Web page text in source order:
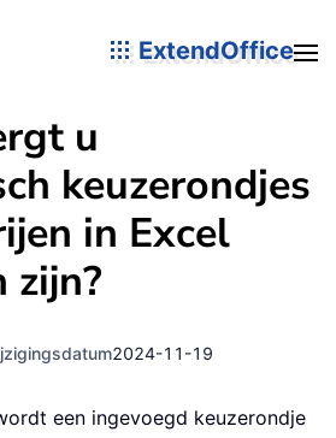
ExtendOffice
u
keuzerondjes
in Excel
zijn?
2024-11-19
een ingevoegd keuzerondje